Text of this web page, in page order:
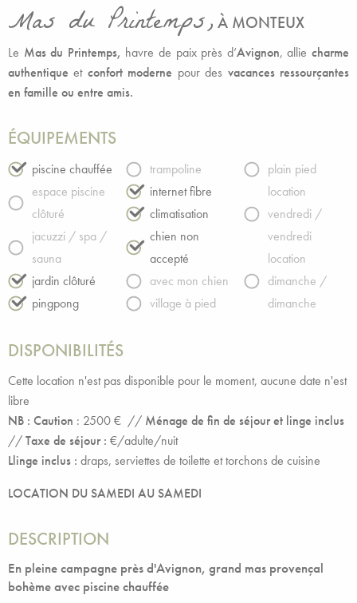
Mas du Printemps, À MONTEUX
Le Mas du Printemps, havre de paix près d’Avignon, alliecharme
authentique et confort moderne pour des vacances ressourçantes
en famille ou entre amis.
ÉQUIPEMENTS
piscine chauffée
espace piscine
clôturé
jacuzzi / spa /
sauna
jardin clôturé
pingpong
trampoline
internet fibre
climatisation
chien non
accepté
avec mon chien
village à pied
plain pied
location
vendredi /
vendredi
location
dimanche /
dimanche
DISPONIBILITÉS
Cette location n'est pas disponible pour le moment, aucune date n'est
libre
NB : Caution : 2500 € // Ménage de fin de séjour et linge inclus
//Taxe de séjour : €/adulte/nuit
Llinge inclus : draps, serviettes de toilette et torchons de cuisine
LOCATION DU SAMEDI AU SAMEDI
DESCRIPTION
En pleine campagne près d'Avignon, grand mas provençal
bohème avec piscine chauffée